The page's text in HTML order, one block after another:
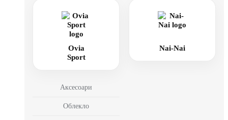
Ovia
Sport
Аксесоари
Облекло
Nai-Nai